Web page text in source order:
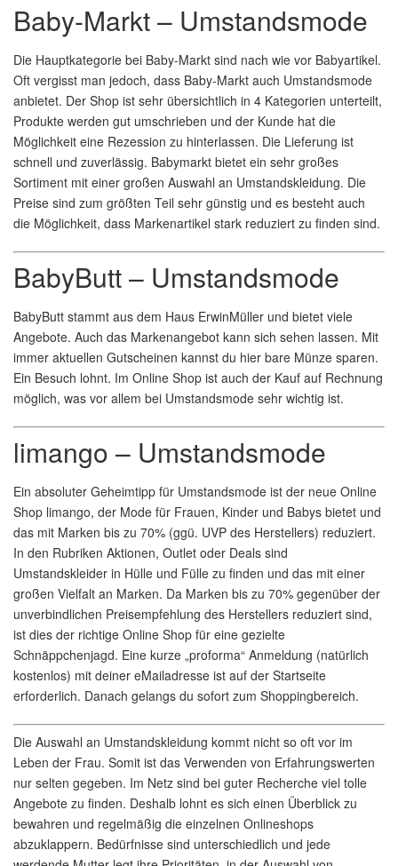
Baby-Markt – Umstandsmode
Die Hauptkategorie bei Baby-Markt sind nach wie vor Babyartikel.
Oft vergisst man jedoch, dass Baby-Markt auch Umstandsmode
anbietet. Der Shop ist sehr übersichtlich in 4 Kategorien unterteilt,
Produkte werden gut umschrieben und der Kunde hat die
Möglichkeit eine Rezession zu hinterlassen. Die Lieferung ist
schnell und zuverlässig. Babymarkt bietet ein sehr großes
Sortiment mit einer großen Auswahl an Umstandskleidung. Die
Preise sind zum größten Teil sehr günstig und es besteht auch
die Möglichkeit, dass Markenartikel stark reduziert zu finden sind.
BabyButt – Umstandsmode
BabyButt stammt aus dem Haus ErwinMüller und bietet viele
Angebote. Auch das Markenangebot kann sich sehen lassen. Mit
immer aktuellen Gutscheinen kannst du hier bare Münze sparen.
Ein Besuch lohnt. Im Online Shop ist auch der Kauf auf Rechnung
möglich, was vor allem bei Umstandsmode sehr wichtig ist.
limango – Umstandsmode
Ein absoluter Geheimtipp für Umstandsmode ist der neue Online
Shop limango, der Mode für Frauen, Kinder und Babys bietet und
das mit Marken bis zu 70% (ggü. UVP des Herstellers) reduziert.
In den Rubriken Aktionen, Outlet oder Deals sind
Umstandskleider in Hülle und Fülle zu finden und das mit einer
großen Vielfalt an Marken. Da Marken bis zu 70% gegenüber der
unverbindlichen Preisempfehlung des Herstellers reduziert sind,
ist dies der richtige Online Shop für eine gezielte
Schnäppchenjagd. Eine kurze „proforma“ Anmeldung (natürlich
kostenlos) mit deiner eMailadresse ist auf der Startseite
erforderlich. Danach gelangs du sofort zum Shoppingbereich.
Die Auswahl an Umstandskleidung kommt nicht so oft vor im
Leben der Frau. Somit ist das Verwenden von Erfahrungswerten
nur selten gegeben. Im Netz sind bei guter Recherche viel tolle
Angebote zu finden. Deshalb lohnt es sich einen Überblick zu
bewahren und regelmäßig die einzelnen Onlineshops
abzuklappern. Bedürfnisse sind unterschiedlich und jede